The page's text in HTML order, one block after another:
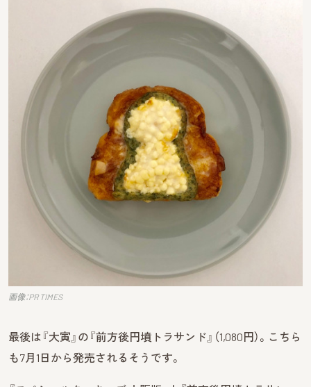
画像：PR TIMES
最後は『大寅』の『前方後円墳トラサンド』（1,080円）。こちら
も7月1日から発売されるそうです。